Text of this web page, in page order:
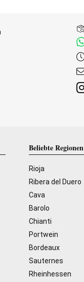
Beliebte Regionen
Rioja
Ribera del Duero
Cava
Barolo
Chianti
Portwein
Bordeaux
Sauternes
Rheinhessen